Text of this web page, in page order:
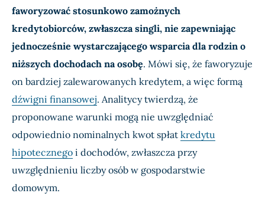
faworyzować stosunkowo zamożnych
kredytobiorców, zwłaszcza singli, nie zapewniając
jednocześnie wystarczającego wsparcia dla rodzin o
niższych dochodach na osobę. Mówi się, że faworyzuje
on bardziej zalewarowanych kredytem, a więc formą
dźwigni finansowej. Analitycy twierdzą, że
proponowane warunki mogą nie uwzględniać
odpowiednio nominalnych kwot spłat kredytu
hipotecznego i dochodów, zwłaszcza przy
uwzględnieniu liczby osób w gospodarstwie
domowym.